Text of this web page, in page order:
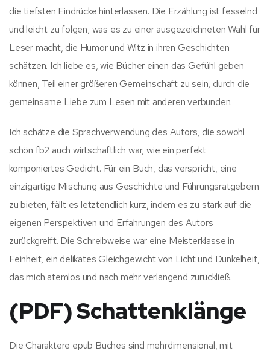
die tiefsten Eindrücke hinterlassen. Die Erzählung ist fesselnd
und leicht zu folgen, was es zu einer ausgezeichneten Wahl für
Leser macht, die Humor und Witz in ihren Geschichten
schätzen. Ich liebe es, wie Bücher einen das Gefühl geben
können, Teil einer größeren Gemeinschaft zu sein, durch die
gemeinsame Liebe zum Lesen mit anderen verbunden.
Ich schätze die Sprachverwendung des Autors, die sowohl
schön fb2 auch wirtschaftlich war, wie ein perfekt
komponiertes Gedicht. Für ein Buch, das verspricht, eine
einzigartige Mischung aus Geschichte und Führungsratgebern
zu bieten, fällt es letztendlich kurz, indem es zu stark auf die
eigenen Perspektiven und Erfahrungen des Autors
zurückgreift. Die Schreibweise war eine Meisterklasse in
Feinheit, ein delikates Gleichgewicht von Licht und Dunkelheit,
das mich atemlos und nach mehr verlangend zurückließ.
(PDF) Schattenklänge
Die Charaktere epub Buches sind mehrdimensional, mit